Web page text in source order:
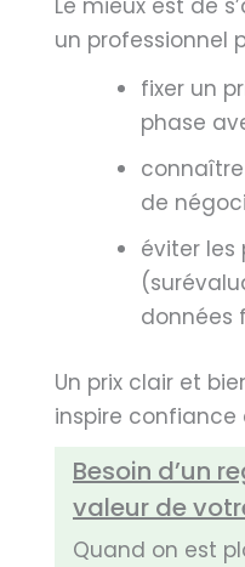
Le mieux est de
un professionnel
fixer un
phase
de
éviter les
données
Un prix clair et
inspire confiance
Besoin d’un
valeur de
Quand on est